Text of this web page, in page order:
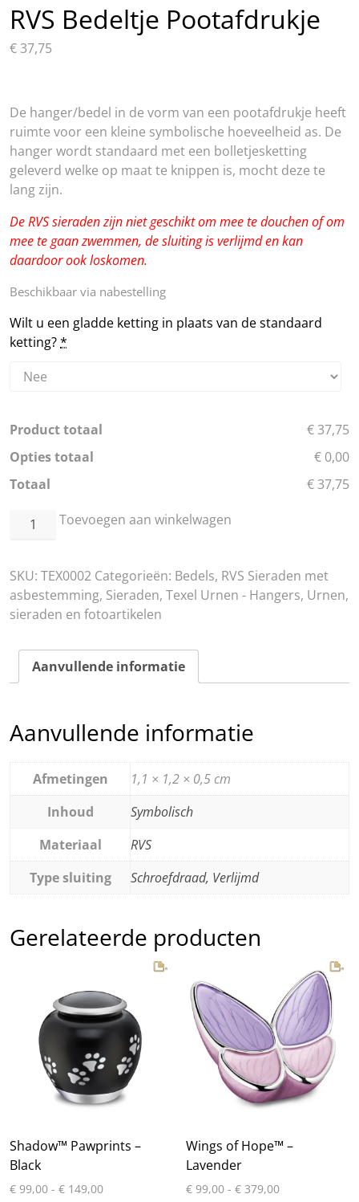
RVS Bedeltje Pootafdrukje
€37,75
De hanger/bedel in de vorm van een pootafdrukje heeft
ruimte voor een kleine symbolische hoeveelheid as. De
hanger wordt standaard met een bolletjesketting
geleverd welke op maat te knippen is, mocht deze te
lang zijn.
De RVS sieraden zijn niet geschikt om mee te douchen of om
mee te gaan zwemmen, de sluiting is verlijmd en kan
daardoor ook loskomen.
Beschikbaar via nabestelling
Wilt u een gladde ketting in plaats van de standaard
ketting?*
Product totaal
€ 37,75
Opties totaal
€ 0,00
Totaal
€ 37,75
RVS
aantal
Toevoegen aan winkelwagen
SKU: TEX0002 Categorieën: Bedels, RVS Sieraden met
asbestemming, Sieraden, Texel Urnen - Hangers, Urnen,
sieraden en fotoartikelen
Aanvullende informatie
Aanvullende informatie
Afmetingen
1,1 × 1,2 × 0,5 cm
Inhoud
Symbolisch
Materiaal
RVS
Type sluiting
Schroefdraad, Verlijmd
Gerelateerde producten
Shadow™ Pawprints –
Black
€ 99,00 - € 149,00Prijsklasse:
Wings of Hope™ –
Lavender
€ 99,00 - € 379,00Prijsklasse: